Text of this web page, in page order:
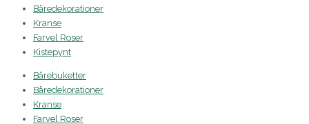
Båredekorationer
Kranse
Farvel Roser
Kistepynt
Bårebuketter
Båredekorationer
Kranse
Farvel Roser